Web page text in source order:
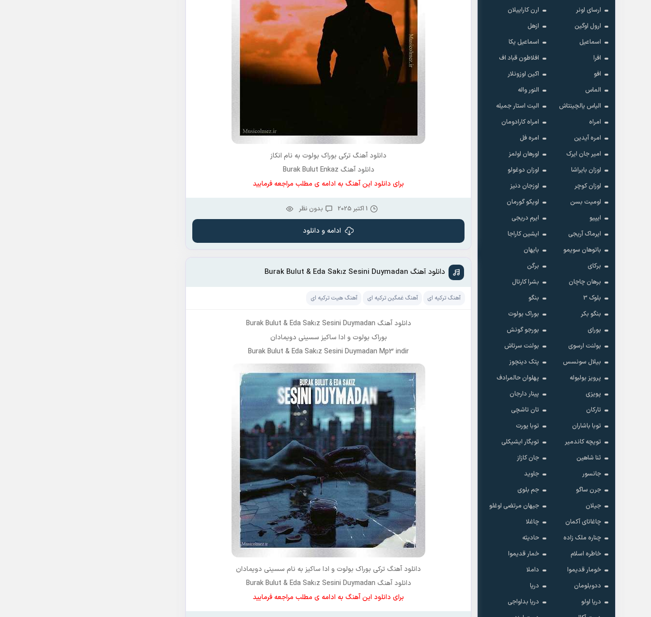
ارسای اونر
ارن کاراییلان
ارول اوگین
ازهل
اسماعیل
اسماعیل یکا
افرا
افلاطون قباد اف
افو
اکین اوزونلار
الماس
النور واله
الیاس یالچینتاش
الیت استار جمیله
امراه
امراه کارادومان
امره آیدین
امره فل
امیر جان ایرک
اورهان اولمز
اوزان بایراشا
اوزان دوغولو
اوزان کوچر
اوزجان دنیز
اومیت بسن
اویکو گورمان
ایپیو
ایرم دریجی
ایرماک آریجی
ایشین کاراجا
باتوهان سویمو
بایهان
برکای
برگن
برهان چاچان
بشرا کارتال
بلوک 3
بنگو
بنگو بکر
بوراک بولوت
بورای
بورجو گونش
بولنت ارسوی
بولنت سرتاش
بیلال سونسس
پتک دینچوز
پرویز بولبوله
پهلوان حالمرادف
پویزی
پینار دارجان
تارکان
تان تاشچی
توبا باشاران
توبا یورت
تویچه کاندمیر
تویگار ایشیکلی
ثنا شاهین
جان کازاز
جانسور
جاوید
جرن ساگو
جم بلوی
جیلان
جیهان مرتضی اوغلو
چاغاتای آکمان
چاغلا
چناره ملک زاده
حادیثه
خاطره اسلام
خمار قدیموا
خومار قدیموا
داملا
ددوبلومان
دریا
دریا اولو
دریا بداواجی
دانلود آهنگ ترکی بوراک بولوت به نام انکاز
دانلود آهنگ Burak Bulut Enkaz
برای دانلود این آهنگ به ادامه ی مطلب مراجعه فرمایید
1 اکتبر 2025 بدون نظر
ادامه و دانلود
دانلود آهنگ Burak Bulut & Eda Sakız Sesini Duymadan
آهنگ ترکیه ای آهنگ غمگین ترکیه ای آهنگ هیت ترکیه ای
دانلود آهنگ Burak Bulut & Eda Sakız Sesini Duymadan
بوراک بولوت و ادا ساکیز سسینی دویمادان
Burak Bulut & Eda Sakız Sesini Duymadan Mp3 indir
دانلود آهنگ ترکی بوراک بولوت و ادا ساکیز به نام سسینی دویمادان
دانلود آهنگ Burak Bulut & Eda Sakız Sesini Duymadan
برای دانلود این آهنگ به ادامه ی مطلب مراجعه فرمایید